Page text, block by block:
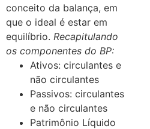
conceito da balança, em
que o ideal é estar em
equilíbrio. Recapitulando
os componentes do BP:
Ativos: circulantes e
não circulantes
Passivos: circulantes
e não circulantes
Patrimônio Líquido